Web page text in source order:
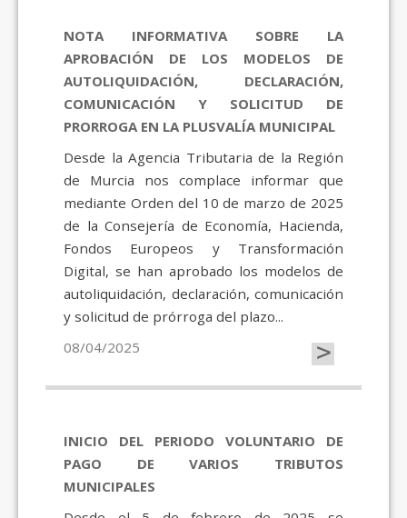
NOTA INFORMATIVA SOBRE LA
APROBACIÓN DE LOS MODELOS DE
AUTOLIQUIDACIÓN, DECLARACIÓN,
COMUNICACIÓN Y SOLICITUD DE
PRORROGA EN LA PLUSVALÍA MUNICIPAL
Desde la Agencia Tributaria de la Región
de Murcia nos complace informar que
mediante Orden del 10 de marzo de 2025
de la Consejería de Economía, Hacienda,
Fondos Europeos y Transformación
Digital, se han aprobado los modelos de
autoliquidación, declaración, comunicación
y solicitud de prórroga del plazo...
08/04/2025
>
INICIO DEL PERIODO VOLUNTARIO DE
PAGO DE VARIOS TRIBUTOS
MUNICIPALES